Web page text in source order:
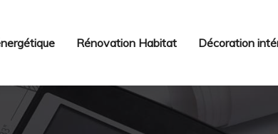
Rénovation Habitat Décoration